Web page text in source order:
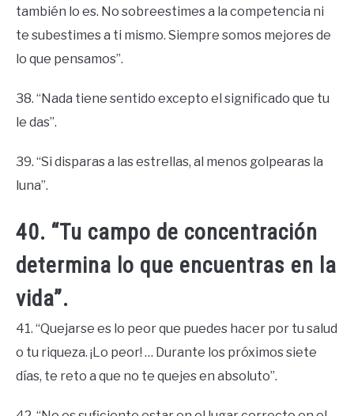
también lo es. No sobreestimes a la competencia ni
te subestimes a ti mismo. Siempre somos mejores de
lo que pensamos”.
38. “Nada tiene sentido excepto el significado que tu
le das”.
39. “Si disparas a las estrellas, al menos golpearas la
luna”.
40. “Tu campo de concentración
determina lo que encuentras en la
vida”.
41. “Quejarse es lo peor que puedes hacer por tu salud
o tu riqueza. ¡Lo peor! … Durante los próximos siete
días, te reto a que no te quejes en absoluto”.